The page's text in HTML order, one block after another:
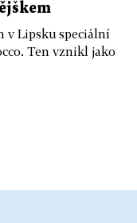
v Lipsku speciální
Ten vznikl jako